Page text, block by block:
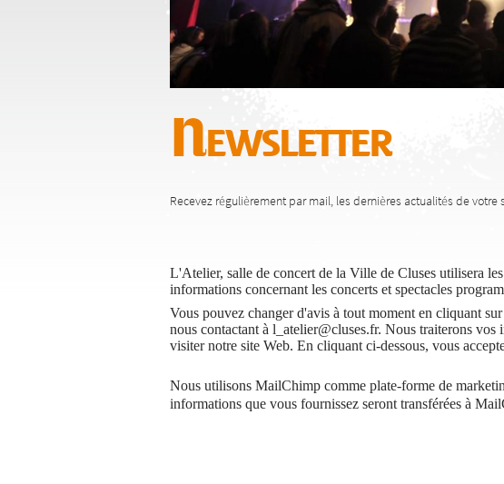
Newsletter
Recevez régulièrement par mail, les dernières actualités de
L'Atelier, salle de concert de la Ville de Cluses utilisera
informations concernant les concerts et spectacles
Vous pouvez changer d'avis à tout moment en cliquant
nous contactant à l_atelier@cluses.fr. Nous traiterons
visiter notre site Web. En cliquant ci-dessous, vous
Nous utilisons MailChimp comme plate-forme de
informations que vous fournissez seront transférées à